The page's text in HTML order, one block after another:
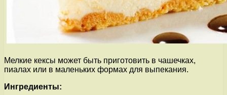
Мелкие кексы может быть приготовить в чашечках,
пиалах или в маленьких формах для выпекания.
Ингредиенты: